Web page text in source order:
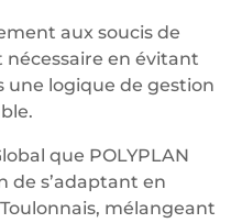
aux soucis de
nécessaire en évitant
une logique de gestion
que POLYPLAN
de s’adaptant en
mélangeant